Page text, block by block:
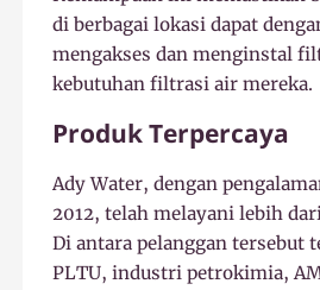
di berbagai lokasi dapat
mengakses dan menginstal
kebutuhan filtrasi air mereka.
Produk Terpercaya
Ady Water, dengan
2012, telah melayani lebih
Di antara pelanggan tersebut
PLTU, industri petrokimia,